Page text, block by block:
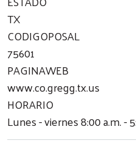
TX
CODIGOPOSAL
75601
PAGINAWEB
www.co.gregg.tx.us
HORARIO
Lunes - viernes 8:00 a.m. -